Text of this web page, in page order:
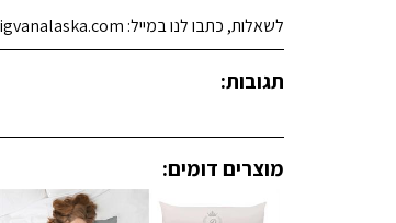
לשאלות, כתבו לנו במייל: info@migvanalaska.com
תגובות:
מוצרים דומים: